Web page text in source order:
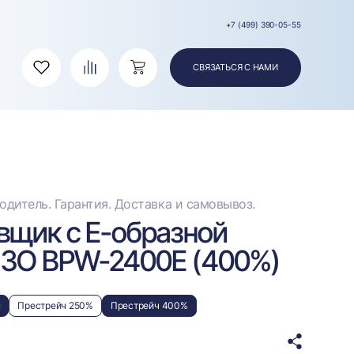
+7 (499) 390-05-55
Избранное СравнениеКорзина СВЯЗАТЬСЯ С НАМИ
Гарантия. Доставка и самовывоз.
с Е-образной
BPW-2400E (400%)
Престрейч 250% Престрейч 400%